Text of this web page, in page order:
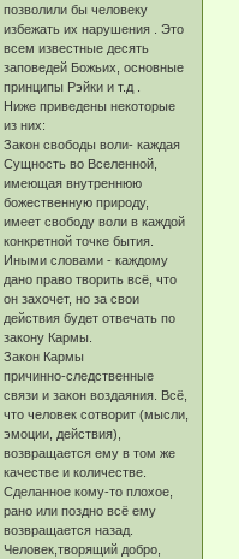
позволили бы человеку
избежать их нарушения . Это
всем известные десять
заповедей Божьих, основные
принципы Рэйки и т.д .
Ниже приведены некоторые
из них:
Закон свободы воли- каждая
Сущность во Вселенной,
имеющая внутреннюю
божественную природу,
имеет свободу воли в каждой
конкретной точке бытия.
Иными словами - каждому
дано право творить всё, что
он захочет, но за свои
действия будет отвечать по
закону Кармы.
Закон Кармы
причинно-следственные
связи и закон воздаяния. Всё,
что человек сотворит (мысли,
эмоции, действия),
возвращается ему в том же
качестве и количестве.
Сделанное кому-то плохое,
рано или поздно всё ему
возвращается назад.
Человек,творящий добро,